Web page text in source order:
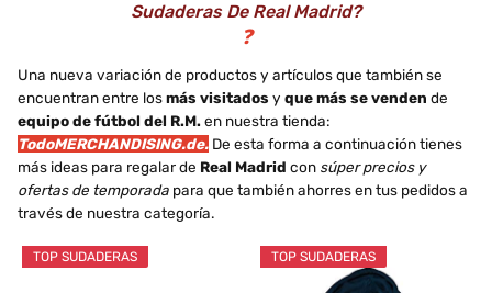
Sudaderas De Real Madrid?
❓
Una nueva variación de productos y artículos que también se
encuentran entre losmás visitados y que más se venden de
equipo de fútbol del R.M.en nuestra tienda:
TodoMERCHANDISING.de. De esta forma a continuación tienes
más ideas para regalar de Real Madrid con súper precios y
ofertas de temporada para que también ahorres en tus pedidos a
través de nuestra categoría.
TOP SUDADERAS TOP SUDADERAS